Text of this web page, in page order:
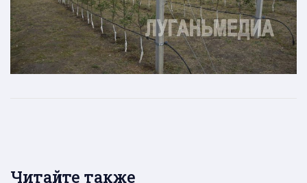
Читайте также